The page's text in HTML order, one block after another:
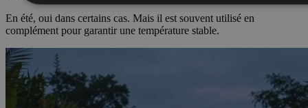
En été, oui dans certains cas. Mais il est souvent utilisé en
complément pour garantir une température stable.